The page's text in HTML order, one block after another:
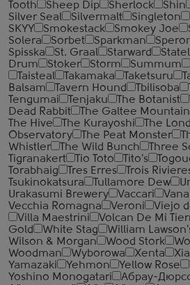
Tooth
Sheep Dip Sherlock Shin
Silver Seal
Silvermalt Singleton
SKYY
Smokestack Smokey Joe
Solera
Sorbet Sparkman
Spisska
St. Graal Starward
Drum
Stoker Storm Summum
Taisteal
Takamaka Taketsuru
Balsam
Tavern Hound Tbilisoba
Tengumai
Tenjaku The Botanist
Dead Rabbit
The Galtee
The Hive
The Kurayoshi The
Observatory
The Peat Monster
Whistler
The Wild Bunch
Three
Tigranakert
Tio Toto Tito's
Torabhaig
Tres Erres Trois
Tsukinokatsura
Tullamore Dew
Urakasumi Brewery
Vaccari
Vecchia Romagna
Veroni Viejo
Villa Maestrini
Volcan De Mi
Gold
White Stag William
Wilson & Morgan
Wood Stork
Woodman
Wyborowa Xenta
Yamazaki
Yehmon Yellow Rose
Yoshino Monogatari
Абрау-